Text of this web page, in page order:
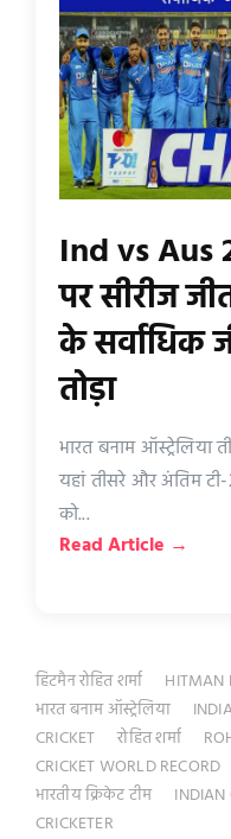
Ind vs Aus
पर सीरीज
के सर्वाधिक
तोड़ा
भारत बनाम ऑस्ट्रेलिया
यहां तीसरे और अंतिम टी-
को...
Read Article →
हिटमैन रोहित शर्मा
HITMAN
भारत बनाम ऑस्ट्रेलिया
CRICKET
रोहित शर्मा
CRICKET WORLD RECORD
भारतीय क्रिकेट टीम
INDIAN
CRICKETER